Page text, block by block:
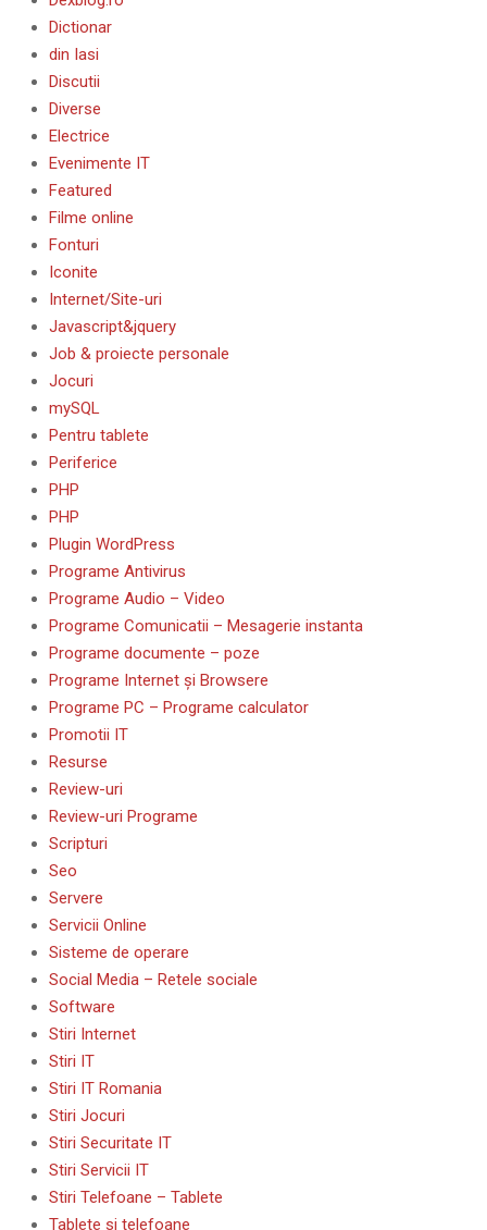
Dictionar
din Iasi
Discutii
Diverse
Electrice
Evenimente IT
Featured
Filme online
Fonturi
Iconite
Internet/Site-uri
Javascript&jquery
Job & proiecte personale
Jocuri
mySQL
Pentru tablete
Periferice
PHP
PHP
Plugin WordPress
Programe Antivirus
Programe Audio – Video
Programe Comunicatii – Mesagerie instanta
Programe documente – poze
Programe Internet și Browsere
Programe PC – Programe calculator
Promotii IT
Resurse
Review-uri
Review-uri Programe
Scripturi
Seo
Servere
Servicii Online
Sisteme de operare
Social Media – Retele sociale
Software
Stiri Internet
Stiri IT
Stiri IT Romania
Stiri Jocuri
Stiri Securitate IT
Stiri Servicii IT
Stiri Telefoane – Tablete
Tablete si telefoane